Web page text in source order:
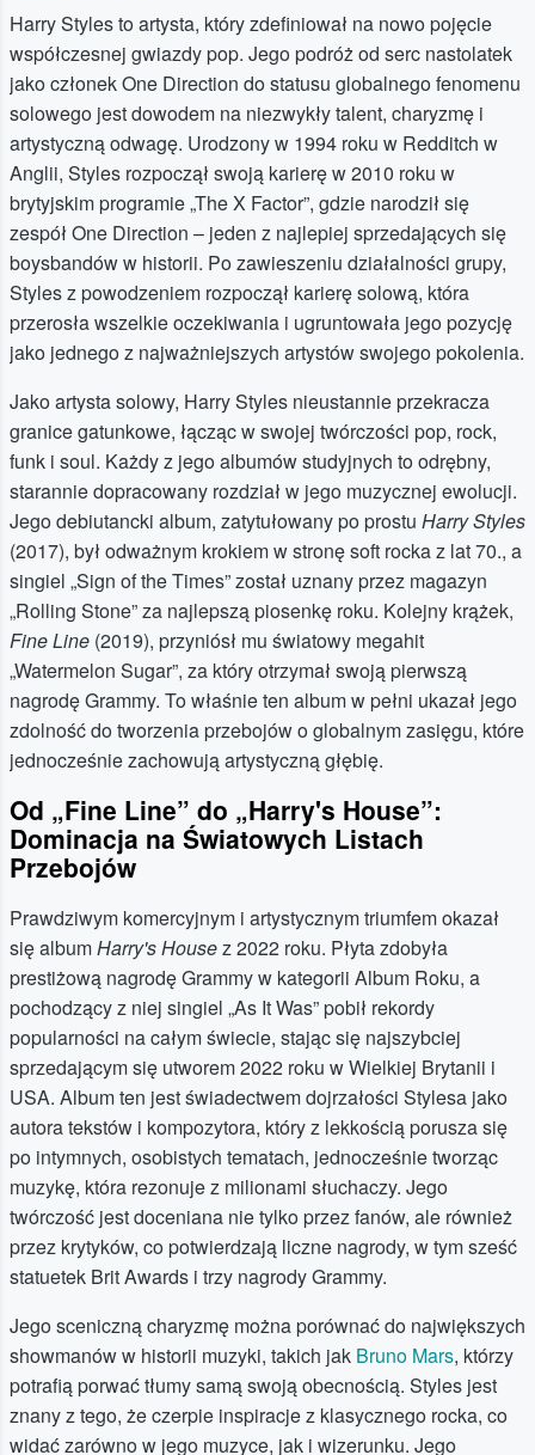
Harry Styles to artysta, który zdefiniował na nowo pojęcie
współczesnej gwiazdy pop. Jego podróż od serc nastolatek
jako członek One Direction do statusu globalnego fenomenu
solowego jest dowodem na niezwykły talent, charyzmę i
artystyczną odwagę. Urodzony w 1994 roku w Redditch w
Anglii, Styles rozpoczął swoją karierę w 2010 roku w
brytyjskim programie „The X Factor”, gdzie narodził się
zespół One Direction – jeden z najlepiej sprzedających się
boysbandów w historii. Po zawieszeniu działalności grupy,
Styles z powodzeniem rozpoczął karierę solową, która
przerosła wszelkie oczekiwania i ugruntowała jego pozycję
jako jednego z najważniejszych artystów swojego pokolenia.
Jako artysta solowy, Harry Styles nieustannie przekracza
granice gatunkowe, łącząc w swojej twórczości pop, rock,
funk i soul. Każdy z jego albumów studyjnych to odrębny,
starannie dopracowany rozdział w jego muzycznej ewolucji.
Jego debiutancki album, zatytułowany po prostu Harry Styles
(2017), był odważnym krokiem w stronę soft rocka z lat 70., a
singiel „Sign of the Times” został uznany przez magazyn
„Rolling Stone” za najlepszą piosenkę roku. Kolejny krążek,
Fine Line (2019), przyniósł mu światowy megahit
„Watermelon Sugar”, za który otrzymał swoją pierwszą
nagrodę Grammy. To właśnie ten album w pełni ukazał jego
zdolność do tworzenia przebojów o globalnym zasięgu, które
jednocześnie zachowują artystyczną głębię.
Od „Fine Line” do „Harry's House”:
Dominacja na Światowych Listach
Przebojów
Prawdziwym komercyjnym i artystycznym triumfem okazał
się albumHarry's Housez 2022 roku. Płyta zdobyła
prestiżową nagrodę Grammy w kategorii Album Roku, a
pochodzący z niej singiel „As It Was” pobił rekordy
popularności na całym świecie, stając się najszybciej
sprzedającym się utworem 2022 roku w Wielkiej Brytanii i
USA. Album ten jest świadectwem dojrzałości Stylesa jako
autora tekstów i kompozytora, który z lekkością porusza się
po intymnych, osobistych tematach, jednocześnie tworząc
muzykę, która rezonuje z milionami słuchaczy. Jego
twórczość jest doceniana nie tylko przez fanów, ale również
przez krytyków, co potwierdzają liczne nagrody, w tym sześć
statuetek Brit Awards i trzy nagrody Grammy.
Jego sceniczną charyzmę można porównać do największych
showmanów w historii muzyki, takich jak Bruno Mars, którzy
potrafią porwać tłumy samą swoją obecnością. Styles jest
znany z tego, że czerpie inspiracje z klasycznego rocka, co
widać zarówno w jego muzyce, jak i wizerunku. Jego